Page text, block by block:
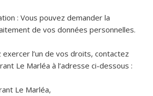
: Vous pouvez demander la
de vos données personnelles.
exercer l’un de vos droits, contactez
Le Marléa à l’adresse ci-dessous :
Le Marléa,